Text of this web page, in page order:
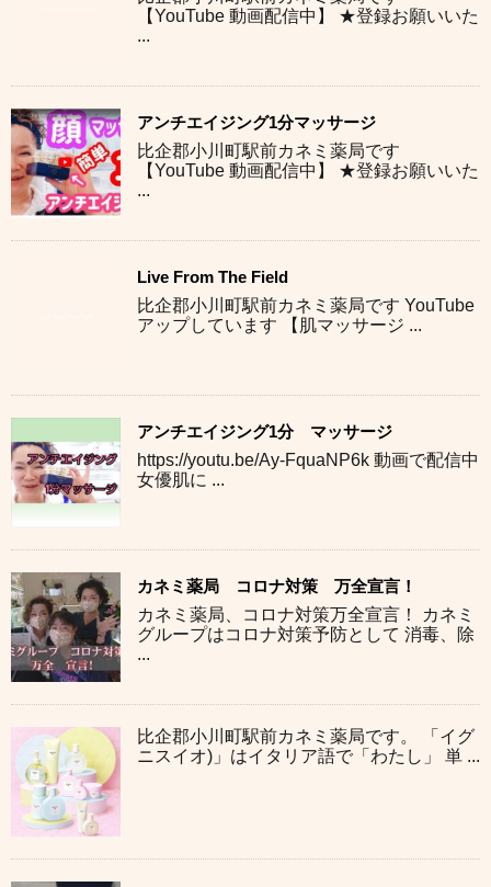
【YouTube 動画配信中】 ★登録お願いいた
...
アンチエイジング1分マッサージ
比企郡小川町駅前カネミ薬局です
【YouTube 動画配信中】 ★登録お願いいた
...
Live From The Field
比企郡小川町駅前カネミ薬局です YouTube
アップしています 【肌マッサージ ...
アンチエイジング1分 マッサージ
https://youtu.be/Ay-FquaNP6k 動画で配信中
女優肌に ...
カネミ薬局 コロナ対策 万全宣言！
カネミ薬局、コロナ対策万全宣言！ カネミ
グループはコロナ対策予防として 消毒、除
...
比企郡小川町駅前カネミ薬局です。 「イグ
ニスイオ)」はイタリア語で「わたし」 単 ...